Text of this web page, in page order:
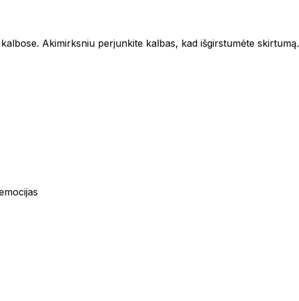
Akimirksniu perjunkite kalbas, kad išgirstumėte skirtumą.